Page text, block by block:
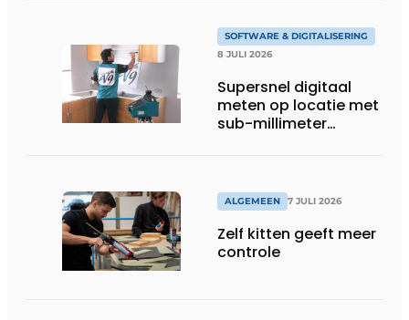
SOFTWARE & DIGITALISERING
8 JULI 2026
Supersnel digitaal
meten op locatie met
sub-millimeter
ALGEMEEN 7 JULI 2026
Zelf kitten geeft meer
controle